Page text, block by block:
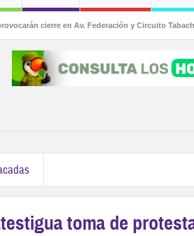
cierre en Av. Federación y Circuito Tabachín
toma de